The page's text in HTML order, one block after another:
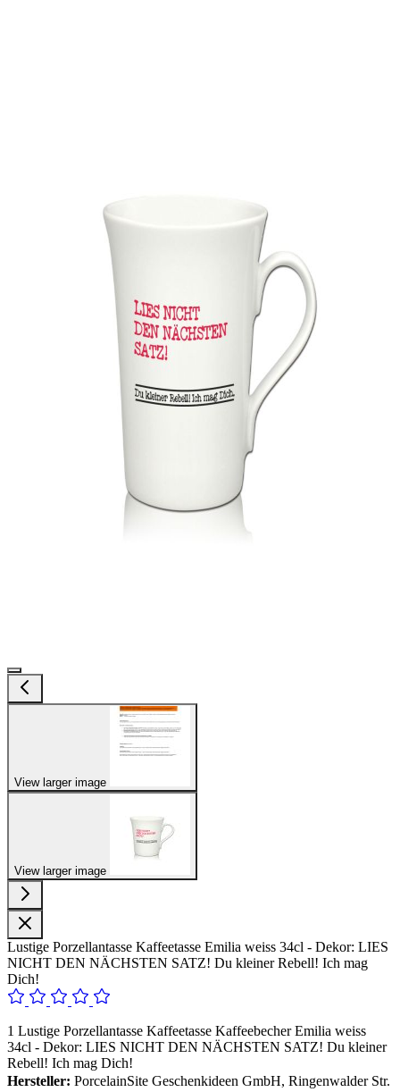
View larger image
View larger image
Lustige Porzellantasse Kaffeetasse Emilia weiss 34cl - Dekor: LIES
NICHT DEN NÄCHSTEN SATZ! Du kleiner Rebell! Ich mag
Dich!
1 Lustige Porzellantasse Kaffeetasse Kaffeebecher Emilia weiss
34cl - Dekor: LIES NICHT DEN NÄCHSTEN SATZ! Du kleiner
Rebell! Ich mag Dich!
Hersteller: PorcelainSite Geschenkideen GmbH, Ringenwalder Str.